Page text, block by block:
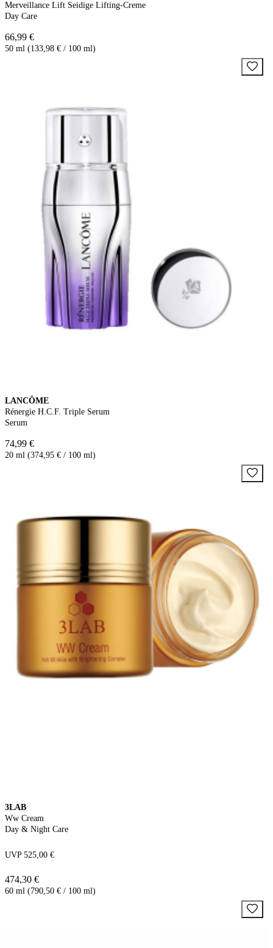
Merveillance Lift Seidige Lifting-Creme
Day Care
66,99 €
50 ml (133,98 € / 100 ml)
LANCÔME
Rénergie H.C.F. Triple Serum
Serum
74,99 €
20 ml (374,95 € / 100 ml)
3LAB
Ww Cream
Day & Night Care
UVP 525,00 €
474,30 €
60 ml (790,50 € / 100 ml)